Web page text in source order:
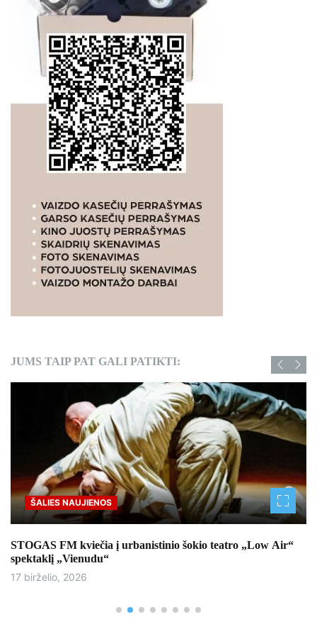
JUMS TAIP PAT GALI PATIKTI:
ŠALIES NAUJIENOS
STOGAS FM kviečia į urbanistinio šokio teatro „Low Air“
spektaklį „Vienudu“
17 birželio, 2026